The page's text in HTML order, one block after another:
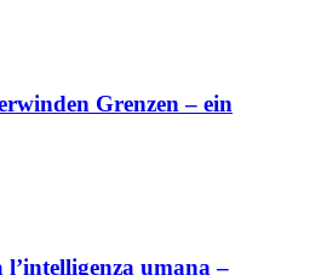
Grenzen – ein
umana –